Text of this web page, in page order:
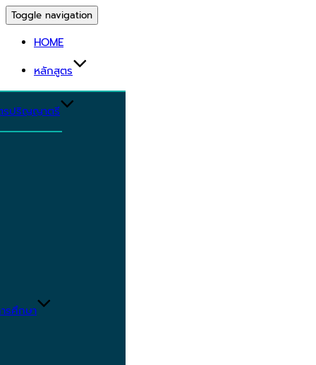
Toggle navigation
HOME
หลักสูตร
รปริญญาตรี
รศึกษา